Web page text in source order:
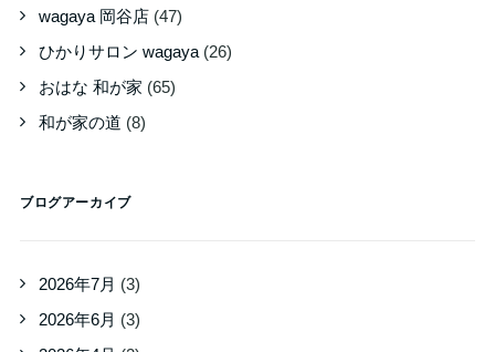
wagaya 岡谷店 (47)
ひかりサロン wagaya (26)
おはな 和が家 (65)
和が家の道 (8)
ブログアーカイブ
2026年7月 (3)
2026年6月 (3)